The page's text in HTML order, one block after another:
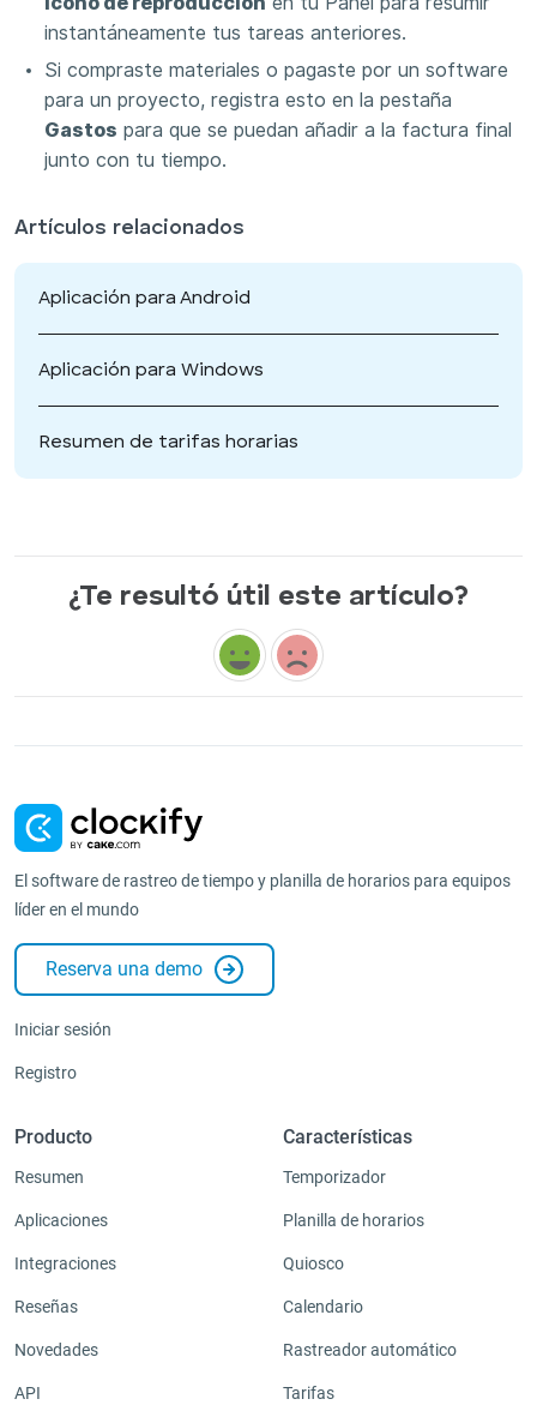
instantáneamente tus tareas anteriores.
Si compraste materiales o pagaste por un software
para un proyecto, registra esto en la pestaña
Gastos para que se puedan añadir a la factura final
junto con tu tiempo.
Artículos relacionados
Aplicación para Android
Aplicación para Windows
Resumen de tarifas horarias
¿Te resultó útil este artículo?
El software de rastreo de tiempo y planilla de horarios para equipos
líder en el mundo
Reserva una demo
Iniciar sesión
Registro
Producto
Resumen
Aplicaciones
Integraciones
Reseñas
Novedades
API
Características
Temporizador
Planilla de horarios
Quiosco
Calendario
Rastreador automático
Tarifas